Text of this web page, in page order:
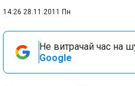
14:26 28.11.2011 Пн
Не витрачай час на
Google